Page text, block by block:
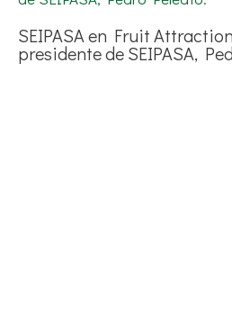
SEIPASA en Fruit
presidente de SEIPASA,